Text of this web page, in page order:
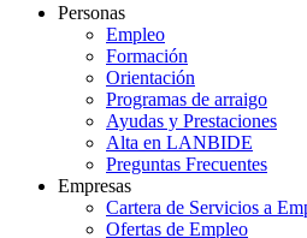
Personas
Empleo
Formación
Orientación
Programas de arraigo
Ayudas y Prestaciones
Alta en LANBIDE
Preguntas Frecuentes
Empresas
Cartera de Servicios a
Ofertas de Empleo